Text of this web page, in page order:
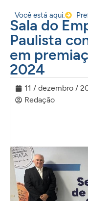
Você está aqui:
Sala do
Paulista
em
2024
11 / dezembro /
Redação